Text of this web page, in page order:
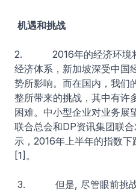
机遇和挑战
2. 2016年的经济环境将
经济体系，新加坡深受中国
势所影响。而在国内，我们
整所带来的挑战，其中有许
困难。中小型企业对业务展
联合总会和DP资讯集团联
示，2016年上半年的指数下
[1]。
3. 但是, 尽管眼前挑战